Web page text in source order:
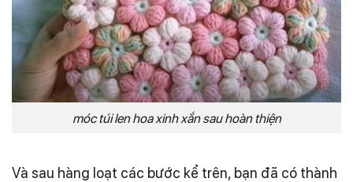
móc túi len hoa xinh xắn sau hoàn thiện
Và sau hàng loạt các bước kể trên, bạn đã có thành